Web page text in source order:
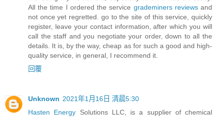
All the time I ordered the service grademiners reviewsand
not once yet regretted. go to the site of this service, quickly
register, leave your contact information, after which you will
call the staff and you negotiate your order, down to all the
details. It is, by the way, cheap as for such a good and high-
quality service, in general, I recommend it.
回覆
Unknown 2021年1月16日 清晨5:30
Hasten Energy Solutions LLC, is a supplier of chemical